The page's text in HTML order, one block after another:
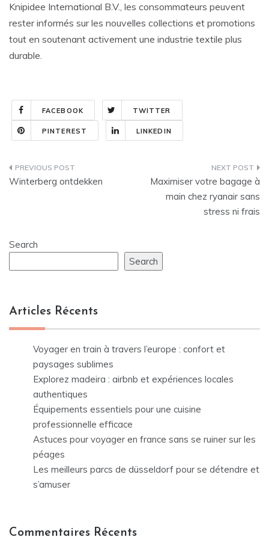
Knipidee International B.V., les consommateurs peuvent
rester informés sur les nouvelles collections et promotions
tout en soutenant activement une industrie textile plus
durable.
FACEBOOK TWITTER
PINTEREST LINKEDIN
Post
Winterberg ontdekken
Maximiser votre bagage à
main chez ryanair sans
stress ni frais
Search
Search
Articles Récents
Voyager en train à travers l’europe : confort et
paysages sublimes
Explorez madeira : airbnb et expériences locales
authentiques
Équipements essentiels pour une cuisine
professionnelle efficace
Astuces pour voyager en france sans se ruiner sur les
péages
Les meilleurs parcs de düsseldorf pour se détendre et
s’amuser
Commentaires Récents